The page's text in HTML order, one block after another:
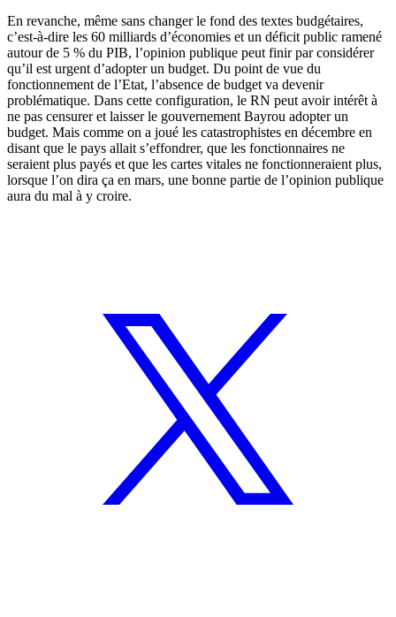
En revanche, même sans changer le fond des textes budgétaires,
c’est-à-dire les 60 milliards d’économies et un déficit public ramené
autour de 5 % du PIB, l’opinion publique peut finir par considérer
qu’il est urgent d’adopter un budget. Du point de vue du
fonctionnement de l’Etat, l’absence de budget va devenir
problématique. Dans cette configuration, le RN peut avoir intérêt à
ne pas censurer et laisser le gouvernement Bayrou adopter un
budget. Mais comme on a joué les catastrophistes en décembre en
disant que le pays allait s’effondrer, que les fonctionnaires ne
seraient plus payés et que les cartes vitales ne fonctionneraient plus,
lorsque l’on dira ça en mars, une bonne partie de l’opinion publique
aura du mal à y croire.